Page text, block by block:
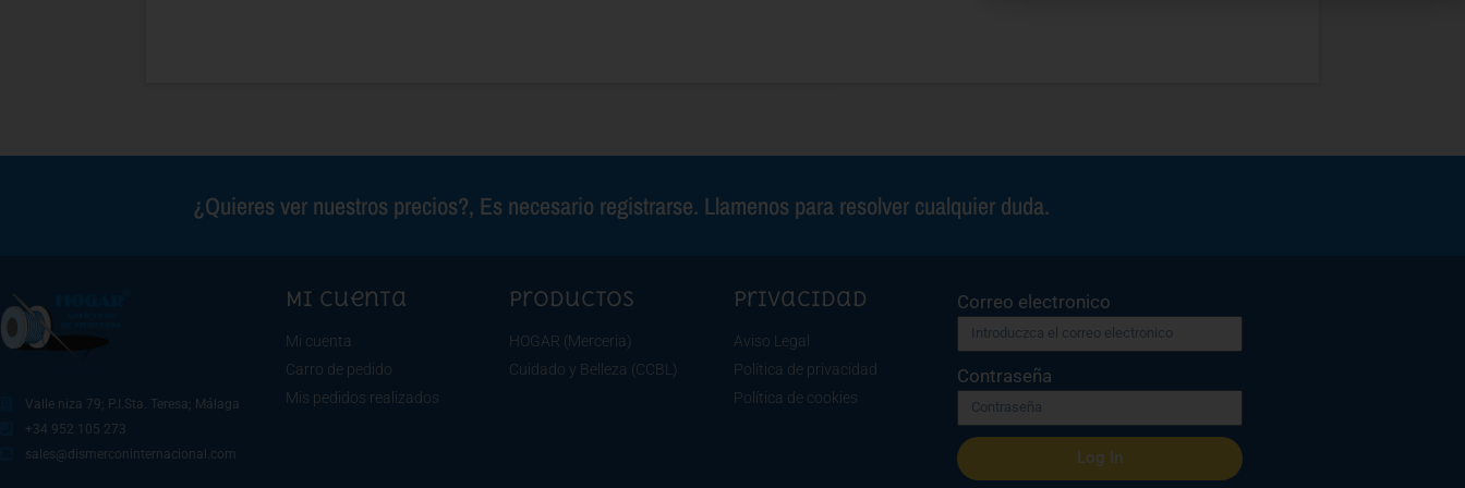
¿Quieres ver nuestros precios?, Es necesario registrarse. Llamenos para resolver cualquier duda.
Valle niza 79; P.I.Sta. Teresa; Málaga
+34 952 105 273
sales@dismerconinternacional.com
Mi cuenta
Mi cuenta
Carro de pedido
Mis pedidos realizados
Productos
HOGAR (Mercería)
Cuidado y Belleza (CCBL)
Privacidad
Aviso Legal
Política de privacidad
Política de cookies
Correo electronico
Contraseña
Log In